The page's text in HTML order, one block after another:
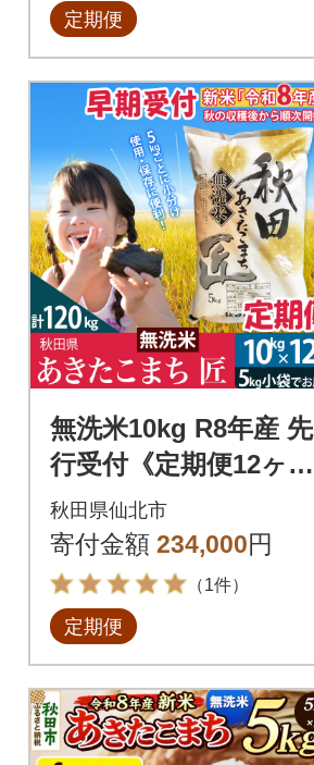
定期便
無洗米10kg R8年産 先
行受付《定期便12ヶ
月》あきたこまち 匠|
02_snk-030612
秋田県仙北市
寄付金額 234,000円
（1件）
定期便